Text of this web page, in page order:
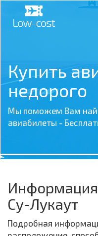
Купить
недорого
Мы поможем Вам
авиабилеты -
Су-Лукаут
Подробная